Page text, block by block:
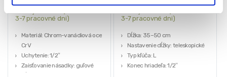
3-7 pracovné dni)
Materiál: Chrom-vanádiová oceľ
CrV
Uchytenie: 1/2″
Zaisťovanie násadky: guľové
3-7 pracovné dni)
Dĺžka: 35–50 cm
Nastavenie dĺžky: teleskopické
Typ kľúča: L
Konec hriadeľa: 1/2″